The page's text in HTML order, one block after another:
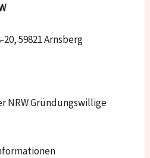
59821 Arnsberg
NRW Gründungswillige